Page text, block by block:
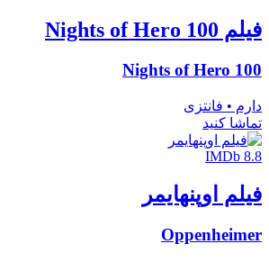
فیلم 100 Nights of Hero
100 Nights of Hero
دارم • فانتزی
تماشا کنید
IMDb 8.8
فیلم اوپنهایمر
Oppenheimer